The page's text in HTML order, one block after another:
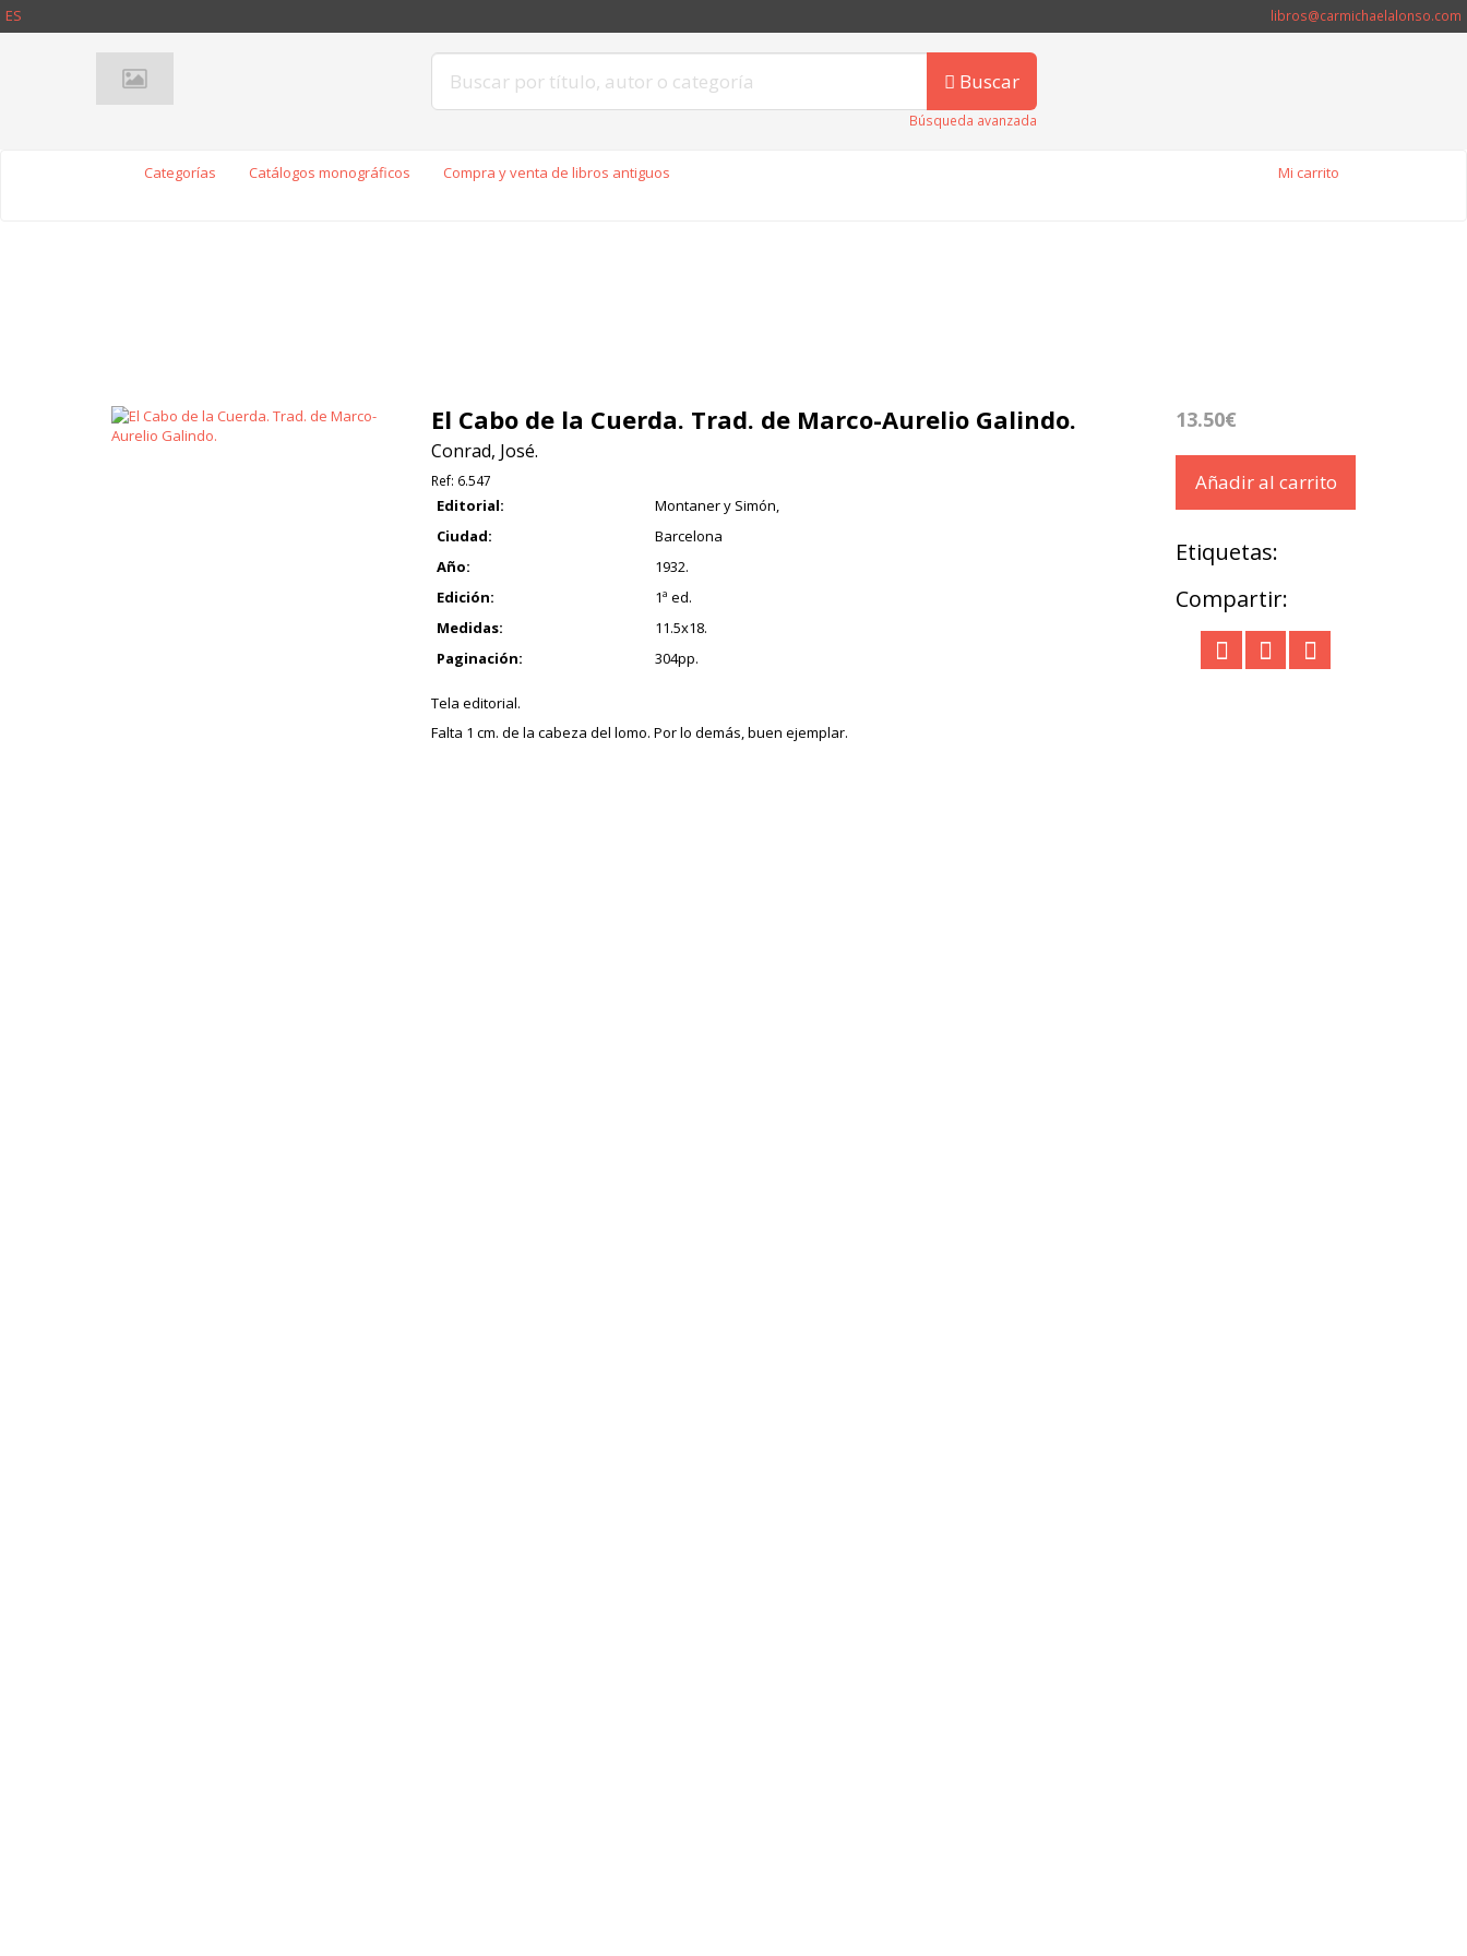
ES libros@carmichaelalonso.com
Buscar
Búsqueda avanzada
Categorías Catálogos monográficos Compra y venta de libros antiguos Mi carrito
El Cabo de la Cuerda. Trad. de Marco-Aurelio Galindo.
Conrad, José.
Ref: 6.547
Editorial:
Montaner y Simón,
Ciudad:
Barcelona
Año:
1932.
Edición:
1ª ed.
Medidas:
11.5x18.
Paginación:
304pp.
Tela editorial.
Falta 1 cm. de la cabeza del lomo. Por lo demás, buen ejemplar.
13.50€
Añadir al carrito
Etiquetas:
Compartir: